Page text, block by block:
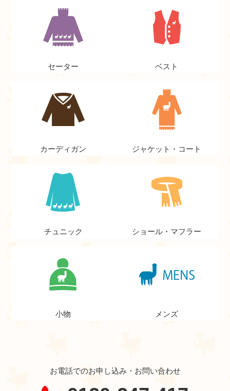
セーター ベスト
カーディガン ジャケット・コート
チュニック ショール・マフラー
小物 メンズ
お電話でのお申し込み・お問い合わせ